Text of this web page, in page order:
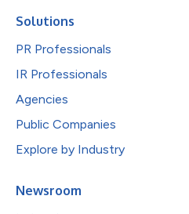
Solutions
PR Professionals
IR Professionals
Agencies
Public Companies
Explore by Industry
Newsroom